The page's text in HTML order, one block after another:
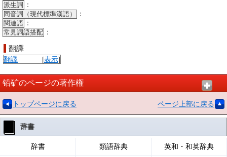
派生詞 ：
同音詞（現代標準漢語） ：
関連語 ：
常見詞語搭配 ：
翻譯
[表示]
翻譯
铅矿のページの著作権
トップページに戻る ページ上部に戻る
辞書
辞書 類語辞典 英和・和英辞典